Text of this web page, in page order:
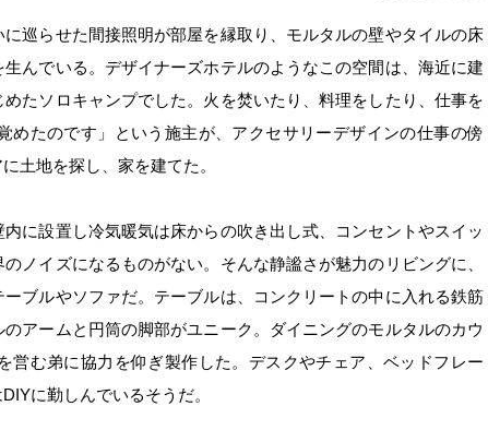
巡らせた間接照明が部屋を縁取り、モルタルの壁やタイルの床
んでいる。デザイナーズホテルのようなこの空間は、海近に建
たソロキャンプでした。火を焚いたり、料理をしたり、仕事を
めたのです」という施主が、アクセサリーデザインの仕事の傍
土地を探し、家を建てた。
に設置し冷気暖気は床からの吹き出し式、コンセントやスイッ
ノイズになるものがない。そんな静謐さが魅力のリビングに、
ブルやソファだ。テーブルは、コンクリートの中に入れる鉄筋
アームと円筒の脚部がユニーク。ダイニングのモルタルのカウ
営む弟に協力を仰ぎ製作した。デスクやチェア、ベッドフレー
に勤しんでいるそうだ。